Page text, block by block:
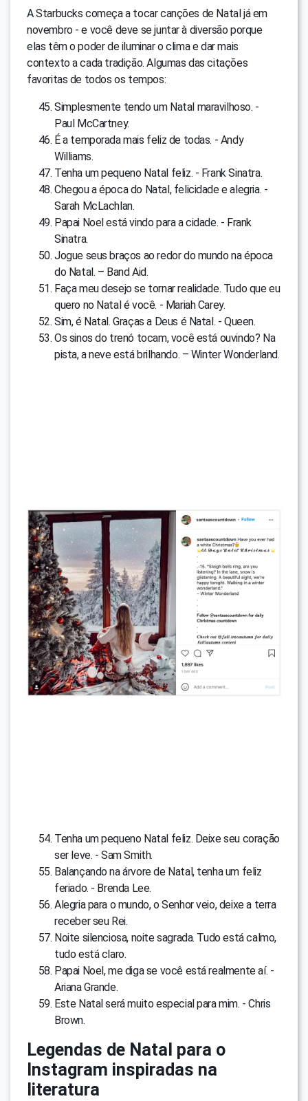
A Starbucks começa a tocar canções de Natal já em
novembro - e você deve se juntar à diversão porque
elas têm o poder de iluminar o clima e dar mais
contexto a cada tradição. Algumas das citações
favoritas de todos os tempos:
Simplesmente tendo um Natal maravilhoso. -
Paul McCartney.
É a temporada mais feliz de todas. - Andy
Williams.
Tenha um pequeno Natal feliz. - Frank Sinatra.
Chegou a época do Natal, felicidade e alegria. -
Sarah McLachlan.
Papai Noel está vindo para a cidade. - Frank
Sinatra.
Jogue seus braços ao redor do mundo na época
do Natal. – Band Aid.
Faça meu desejo se tornar realidade. Tudo que eu
quero no Natal é você. - Mariah Carey.
Sim, é Natal. Graças a Deus é Natal. - Queen.
Os sinos do trenó tocam, você está ouvindo? Na
pista, a neve está brilhando. – Winter Wonderland.
Tenha um pequeno Natal feliz. Deixe seu coração
ser leve. - Sam Smith.
Balançando na árvore de Natal, tenha um feliz
feriado. - Brenda Lee.
Alegria para o mundo, o Senhor veio, deixe a terra
receber seu Rei.
Noite silenciosa, noite sagrada. Tudo está calmo,
tudo está claro.
Papai Noel, me diga se você está realmente aí. -
Ariana Grande.
Este Natal será muito especial para mim. - Chris
Brown.
Legendas de Natal para o
Instagram inspiradas na
literatura